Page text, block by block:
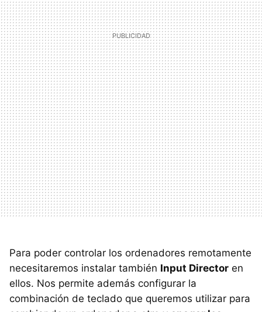
Para poder controlar los ordenadores remotamente
necesitaremos instalar también Input Director en
ellos. Nos permite además configurar la
combinación de teclado que queremos utilizar para